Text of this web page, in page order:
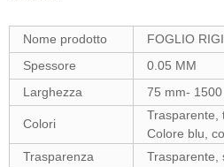
Nome prodotto
FOGLIO
Spessore
0.05 MM
Larghezza
75 mm-
Colori
Trasparente,
Colore blu,
Trasparenza
Trasparente,